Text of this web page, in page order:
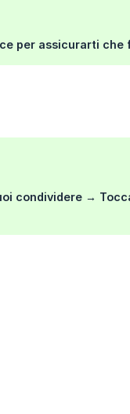
per assicurarti
condividere →